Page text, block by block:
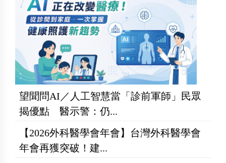
望聞問AI／人工智慧當「診前軍師」民眾
揭優點 醫示警：仍...
【2026外科醫學會年會】台灣外科醫學會
年會再獲突破！建...